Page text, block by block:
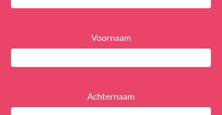
Voornaam
Achternaam